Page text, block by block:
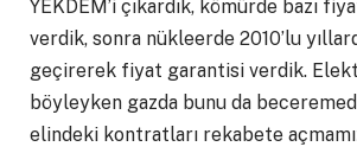
YEKDEM’i çıkardık, kömürde bazı
verdik, sonra nükleerde 2010’lu
geçirerek fiyat garantisi verdik.
böyleyken gazda bunu da
elindeki kontratları rekabete